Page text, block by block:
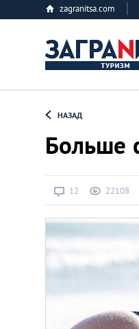
zagranitsa.com
НАЗАД
Больше
12 22108